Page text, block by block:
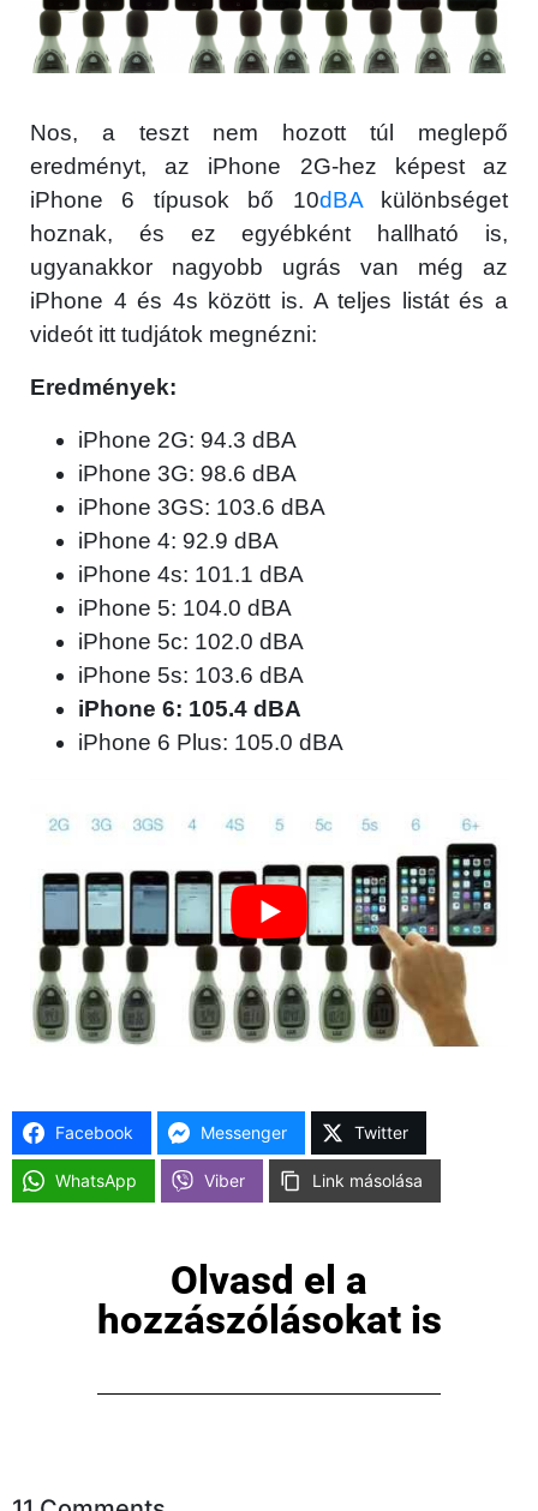
Nos, a teszt nem hozott túl meglepő
eredményt, az iPhone 2G-hez képest az
iPhone 6 típusok bő 10dBAkülönbséget
hoznak, és ez egyébként hallható is,
ugyanakkor nagyobb ugrás van még az
iPhone 4 és 4s között is. A teljes listát és a
videót itt tudjátok megnézni:
Eredmények:
iPhone 2G: 94.3 dBA
iPhone 3G: 98.6 dBA
iPhone 3GS: 103.6 dBA
iPhone 4: 92.9 dBA
iPhone 4s: 101.1 dBA
iPhone 5: 104.0 dBA
iPhone 5c: 102.0 dBA
iPhone 5s: 103.6 dBA
iPhone 6: 105.4 dBA
iPhone 6 Plus: 105.0 dBA
Facebook Messenger Twitter
WhatsApp Viber Link másolása
Olvasd el a
hozzászólásokat is